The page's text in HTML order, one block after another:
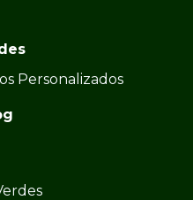
Personalizados